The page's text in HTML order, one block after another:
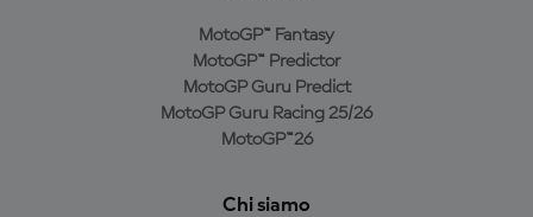
MotoGP™ Fantasy
MotoGP™ Predictor
MotoGP Guru Predict
MotoGP Guru Racing 25/26
MotoGP™26
Chi siamo